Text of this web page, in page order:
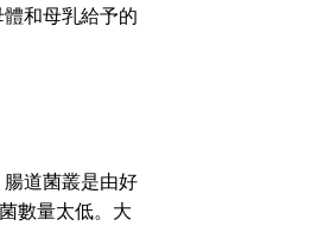
和母乳給予的
道菌叢是由好
數量太低。大